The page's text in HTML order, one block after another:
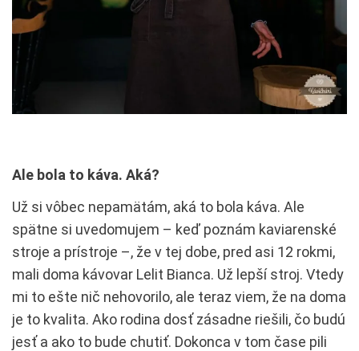
Ale bola to káva. Aká?
Už si vôbec nepamätám, aká to bola káva. Ale
spätne si uvedomujem – keď poznám kaviarenské
stroje a prístroje –, že v tej dobe, pred asi 12 rokmi,
mali doma kávovar Lelit Bianca. Už lepší stroj. Vtedy
mi to ešte nič nehovorilo, ale teraz viem, že na doma
je to kvalita. Ako rodina dosť zásadne riešili, čo budú
jesť a ako to bude chutiť. Dokonca v tom čase pili